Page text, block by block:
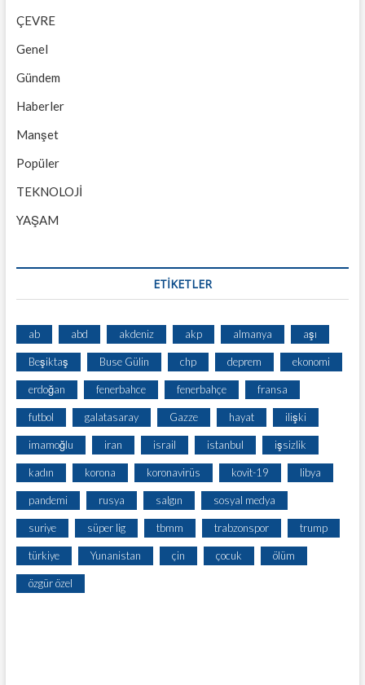
ÇEVRE
Genel
Gündem
Haberler
Manşet
Popüler
TEKNOLOJİ
YAŞAM
ETİKETLER
ab abd akdeniz akp almanya aşı
Beşiktaş Buse Gülin chp deprem ekonomi
erdoğan fenerbahce fenerbahçe fransa
futbol galatasaray Gazze hayat ilişki
imamoğlu iran israil istanbul işsizlik
kadın korona koronavirüs kovit-19 libya
pandemi rusya salgın sosyal medya
suriye süper lig tbmm trabzonspor trump
türkiye Yunanistan çin çocuk ölüm
özgür özel